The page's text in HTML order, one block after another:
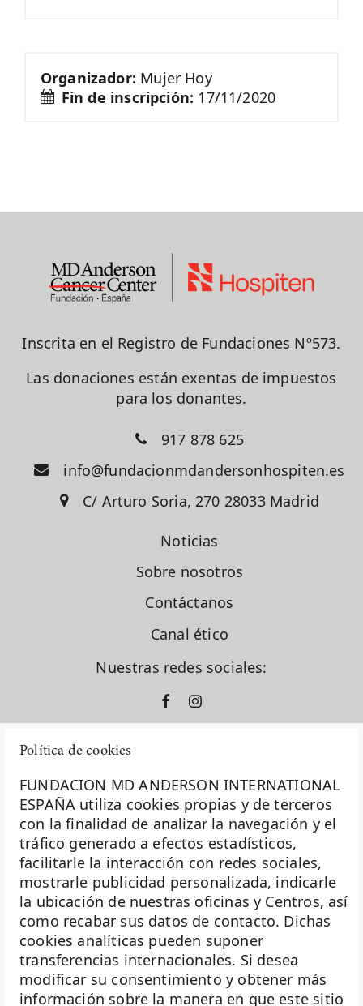
Política de cookies
FUNDACION MD ANDERSON INTERNATIONAL
ESPAÑA utiliza cookies propias y de terceros
con la finalidad de analizar la navegación y el
tráfico generado a efectos estadísticos,
facilitarle la interacción con redes sociales,
mostrarle publicidad personalizada, indicarle
la ubicación de nuestras oficinas y Centros, así
como recabar sus datos de contacto. Dichas
cookies analíticas pueden suponer
transferencias internacionales. Si desea
modificar su consentimiento y obtener más
información sobre la manera en que este sitio
Organizador: Mujer Hoy
Fin de inscripción: 17/11/2020
Inscrita en el Registro de Fundaciones Nº573.
Las donaciones están exentas de impuestos
para los donantes.
917 878 625
info@fundacionmdandersonhospiten.es
C/ Arturo Soria, 270 28033 Madrid
Noticias
Sobre nosotros
Contáctanos
Canal ético
Nuestras redes sociales:
La Fundación MD Anderson España - Hospiten es
miembro de laAsociación Española de Fundaciones
Investigación
Biobanco
Docencia
Voluntariado